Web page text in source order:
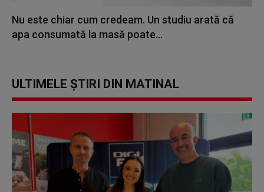
Nu este chiar cum credeam. Un studiu arată că
apa consumată la masă poate...
ULTIMELE ȘTIRI DIN MATINAL